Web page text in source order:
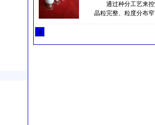
通过种分工艺来控
晶粒完整、粒度分布
的过程中尽可能保持
1